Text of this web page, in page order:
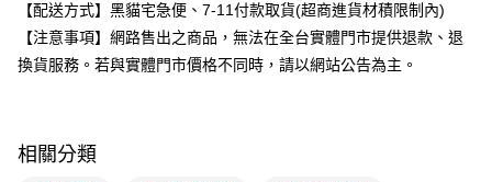
【大哥付你分期使用說明】
1.本服務由台灣大哥大提供，台灣大哥大用戶可立即使用無須另外申請。
3.實際核准額度、可分期數及費用金額請依後續交易確認頁面所載為準。
4.訂單成立30分鐘內，如未前往確認交易或遇審核未通過，訂單將自動取
ATM付款
全家取貨付款
【配送方式】黑貓宅急便、7-11付款取貨(超商進貨材積限制內)
【注意事項】網路售出之商品，無法在全台實體門市提供退款、退
換貨服務。若與實體門市價格不同時，請以網站公告為主。
相關分類